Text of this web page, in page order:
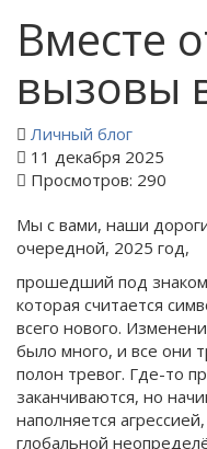
Вместе
вызовы
Личный блог
11 декабря 2025
Просмотров: 290
Мы с вами, наши
очередной, 2025 год,
прошедший под
которая считается
всего нового.
было много, и все они
полон тревог. Где-то
заканчиваются, но
наполняется
глобальной